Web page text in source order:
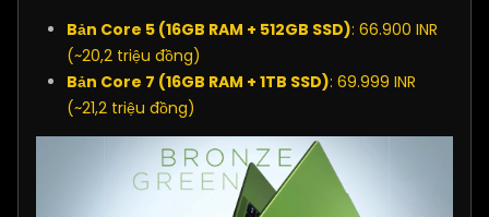
Bản Core 5 (16GB RAM + 512GB SSD): 66.900 INR
(~20,2 triệu đồng)
Bản Core 7 (16GB RAM + 1TB SSD): 69.999 INR
(~21,2 triệu đồng)